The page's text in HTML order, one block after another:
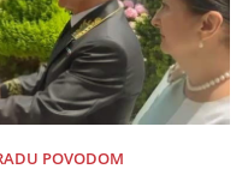
POVODOM